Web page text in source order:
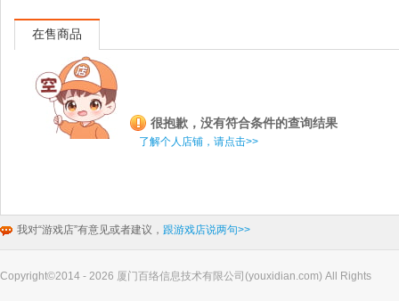
在售商品
很抱歉，没有符合条件的查询结果
了解个人店铺，请点击>>
我对“游戏店”有意见或者建议， 跟游戏店说两句>>
Copyright©2014 - 2026 厦门百络信息技术有限公司(youxidian.com) All Rights